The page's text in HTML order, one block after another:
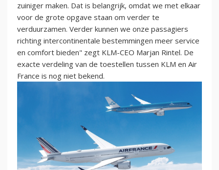
zuiniger maken. Dat is belangrijk, omdat we met elkaar
voor de grote opgave staan om verder te
verduurzamen. Verder kunnen we onze passagiers
richting intercontinentale bestemmingen meer service
en comfort bieden" zegt KLM-CEO Marjan Rintel. De
exacte verdeling van de toestellen tussen KLM en Air
France is nog niet bekend.